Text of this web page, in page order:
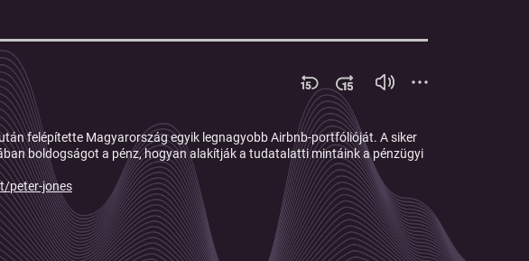
felépítette Magyarország egyik legnagyobb Airbnb-portfólióját. A siker
boldogságot a pénz, hogyan alakítják a tudatalatti mintáink a pénzügyi
peter-jones